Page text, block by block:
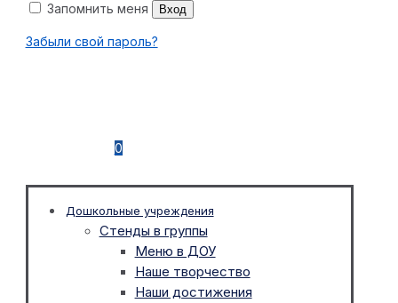
Запомнить меня Вход
Забыли свой пароль?
0
Дошкольные учреждения
Стенды в группы
Меню в ДОУ
Наше творчество
Наши достижения